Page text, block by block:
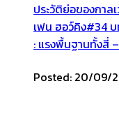
ประวัติย่อของกา
เฟน ฮอว์คิง#34
: แรงพื้นฐานทั้งสี่
Posted: 20/09/